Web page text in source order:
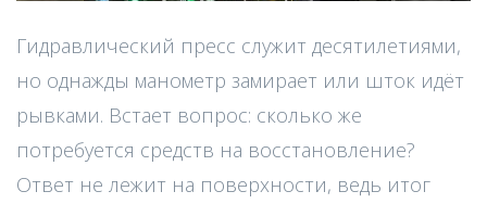
Гидравлический пресс служит десятилетиями,
но однажды манометр замирает или шток идёт
рывками. Встает вопрос: сколько же
потребуется средств на восстановление?
Ответ не лежит на поверхности, ведь итог